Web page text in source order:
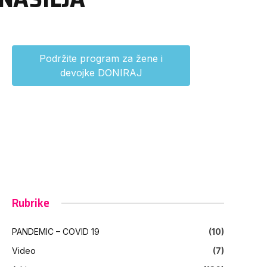
Podržite program za žene i
devojke DONIRAJ
Rubrike
PANDEMIC – COVID 19
(10)
Video
(7)